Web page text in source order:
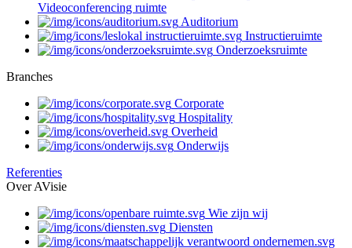
Videoconferencing ruimte
Auditorium
Instructieruimte
Onderzoeksruimte
Branches
Corporate
Hospitality
Overheid
Onderwijs
Referenties
Over AVisie
Wie zijn wij
Diensten